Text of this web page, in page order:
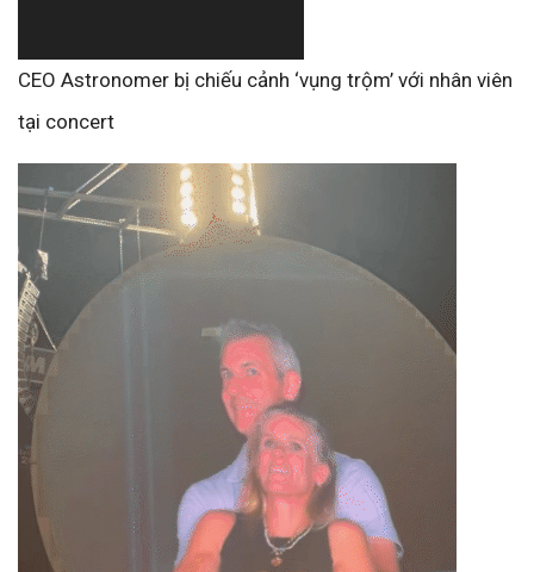
CEO Astronomer bị chiếu cảnh ‘vụng trộm’ với nhân viên
tại concert